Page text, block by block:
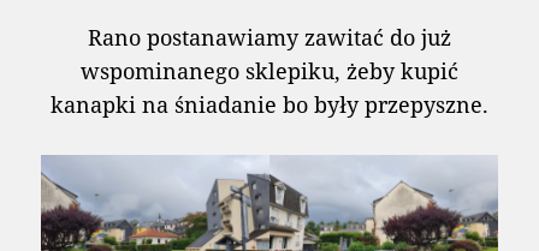
Rano postanawiamy zawitać do już
wspominanego sklepiku, żeby kupić
kanapki na śniadanie bo były przepyszne.